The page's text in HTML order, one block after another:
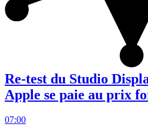
Re-test du Studio
Apple se paie au prix
07:00